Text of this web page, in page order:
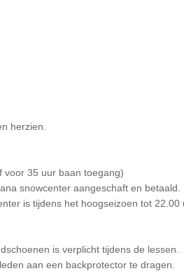
herzien.
voor 35 uur baan toegang)
snowcenter aangeschaft en betaald.
is tijdens het hoogseizoen tot 22.00
is verplicht tijdens de lessen.
aan een backprotector te dragen.